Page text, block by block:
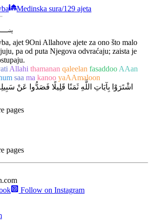
Medinska sura/129 ajeta
ajet 9Oni Allahove ajete za ono što malo
pa od puta Njegova odvraćaju; zaista je
Allahi thamanan qaleelan fasaddoo AAan
saa ma kanoo yaAAmaloon
اشْتَرَوْا بِآيَاتِ اللَّهِ ثَمَنًا قَلِيلًا فَصَدُّوا عَنْ
pages
pages
Follow on Instagram